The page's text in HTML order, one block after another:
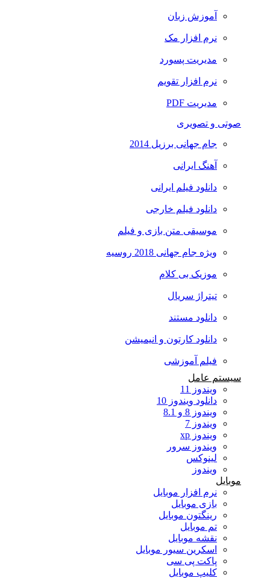
آموزش زبان
نرم افزار مک
مدیریت پسورد
نرم افزار تقویم
مدیریت PDF
صوتی و تصویری
جام جهانی برزیل 2014
آهنگ ایرانی
دانلود فیلم ایرانی
دانلود فیلم خارجی
موسیقی متن بازی و فیلم
ویژه جام جهانی 2018 روسیه
موزیک بی کلام
تیتراژ سریال
دانلود مستند
دانلود کارتون و انیمیشن
فیلم آموزشی
سیستم عامل
ویندوز 11
دانلود ویندوز 10
ویندوز 8 و 8.1
ویندوز 7
ویندوز xp
ویندوز سرور
لینوکس
ویندوز
موبایل
نرم افزار موبایل
بازی موبایل
رینگتون موبایل
تم موبایل
نقشه موبایل
اسکرین سیور موبایل
پاکت پی سی
کلیپ موبایل